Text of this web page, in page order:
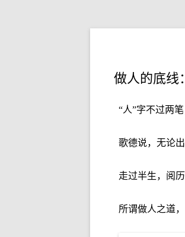
做人的底线
“人”字不过两
歌德说，无论
走过半生，阅
所谓做人之道